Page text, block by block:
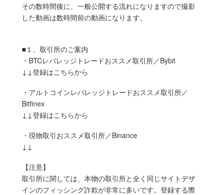
その数時間後に、一般公開する流れになりますので撮影
した動画は数時間前の動画になります。
■１、取引所のご案内
・BTCレバレッジトレードおススメ取引所／Bybit
↓↓登録はこちらから
・アルトコインレバレッジトレードおススメ取引所／
Bitfinex
↓↓登録はこちらから
・現物取引おススメ取引所／Binance
↓↓
【注意】
取引所に関しては、本物の取引所と全く同じサイトデザ
インのフィッシング詐欺が非常に多いです。登録する際